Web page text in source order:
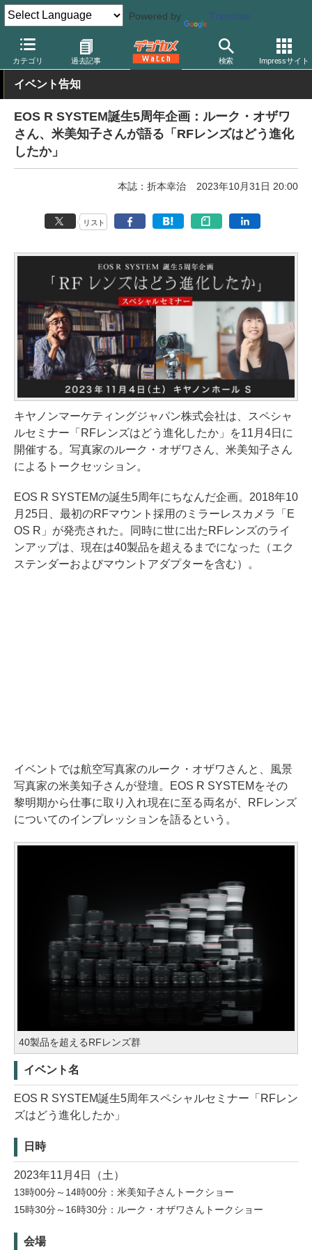
Powered by Translate
カテゴリ 過去記事 検索 Impressサイト
デジカメ Watch レンズ 交換レンズ キヤノン
イベント告知
EOS R SYSTEM誕生5周年企画：ルーク・オザワ
さん、米美知子さんが語る「RFレンズはどう進化
したか」
本誌：折本幸治 2023年10月31日 20:00
リスト
キヤノンマーケティングジャパン株式会社は、スペシャ
ルセミナー「RFレンズはどう進化したか」を11月4日に
開催する。写真家のルーク・オザワさん、米美知子さん
によるトークセッション。
EOS R SYSTEMの誕生5周年にちなんだ企画。2018年10
月25日、最初のRFマウント採用のミラーレスカメラ「E
OS R」が発売された。同時に世に出たRFレンズのライ
ンアップは、現在は40製品を超えるまでになった（エク
ステンダーおよびマウントアダプターを含む）。
イベントでは航空写真家のルーク・オザワさんと、風景
写真家の米美知子さんが登壇。EOS R SYSTEMをその
黎明期から仕事に取り入れ現在に至る両名が、RFレンズ
についてのインプレッションを語るという。
40製品を超えるRFレンズ群
イベント名
EOS R SYSTEM誕生5周年スペシャルセミナー「RFレン
ズはどう進化したか」
日時
2023年11月4日（土）
13時00分～14時00分：米美知子さんトークショー
15時30分～16時30分：ルーク・オザワさんトークショー
会場